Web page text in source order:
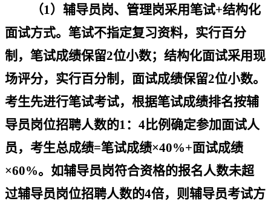
（1）辅导员岗、 管理岗采用笔试+结构化
面试方式。笔试不指定复习资料，实行百分
制，笔试成绩保留2位小数；结构化面试采用现
场评分，实行百分制，面试成绩保留2位小数。
考生先进行笔试考试，根据笔试成绩排名按辅
导员岗位招聘人数的1： 4比例确定参加面试人
员，考生总成绩=笔试成绩×40%+面试成绩
×60%。如辅导员岗符合资格的报名人数未超
过辅导员岗位招聘人数的4倍，则辅导员考试方